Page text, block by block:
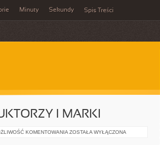
Minuty Sekundy Spis Treści
I MARKI
KOMENTOWANIA LEGENDARNI
ZOSTAŁA WYŁĄCZONA